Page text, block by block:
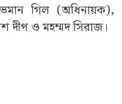
গিল
দীপ ও মহম্মদ সিরাজ।